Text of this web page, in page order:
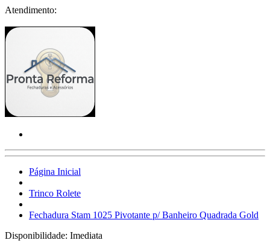
Atendimento:
Página Inicial
Trinco Rolete
Fechadura Stam 1025 Pivotante p/ Banheiro Quadrada Gold
Disponibilidade: Imediata